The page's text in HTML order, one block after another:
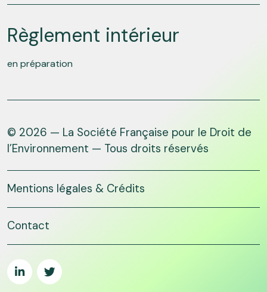
Règlement intérieur
en préparation
© 2026 — La Société Française pour le Droit de
l’Environnement — Tous droits réservés
Mentions légales & Crédits
Contact